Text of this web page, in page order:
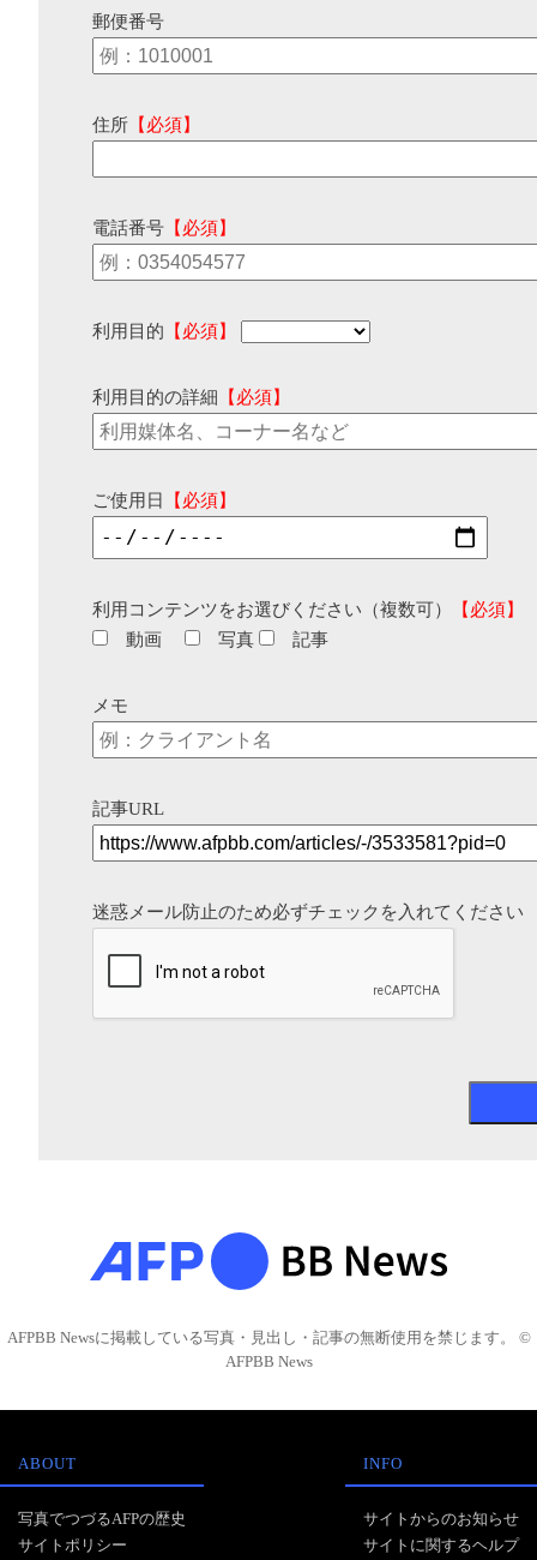
郵便番号
住所 【必須】
電話番号 【必須】
利用目的 【必須】
利用目的の詳細 【必須】
ご使用日 【必須】
利用コンテンツをお選びください（複数可）
【必須】
動画
写真 記事
メモ
記事URL
迷惑メール防止のため必ずチェックを入れてください
AFPBB Newsに掲載している写真・見出し・記事の無断使用を禁じます。 ©
AFPBB News
ABOUT
写真でつづるAFPの歴史
サイトポリシー
INFO
サイトからのお知らせ
サイトに関するヘルプ